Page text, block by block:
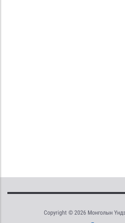
Copyright © 2026 Монголын